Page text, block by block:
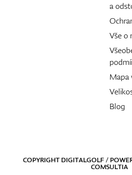
a
Vše o
Mapa
Blog
COPYRIGHT DIGITALGOLF /
COMSULTIA